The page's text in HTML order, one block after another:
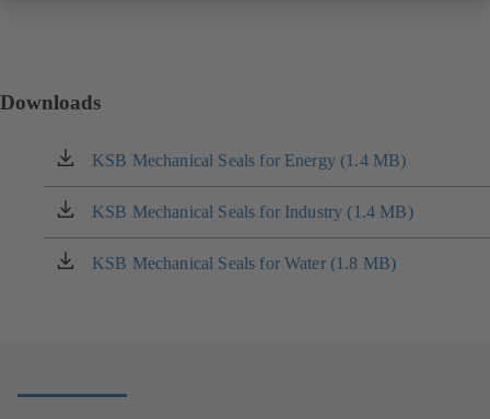
Downloads
KSB Mechanical Seals for Energy (1.4 MB)
(atsidaro
naujame
naršyklės
KSB Mechanical Seals for Industry (1.4 MB)
(atsidaro
naujame
naršyklės
KSB Mechanical Seals for Water (1.8 MB)
(atsidaro